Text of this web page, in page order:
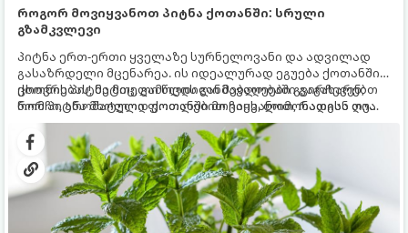
როგორ მოვიყვანოთ პიტნა ქოთანში: სრული
გზამკვლევი
პიტნა ერთ-ერთი ყველაზე სურნელოვანი და ადვილად
გასაზრდელი მცენარეა. ის იდეალურად ეგუება ქოთანში
ცხოვრებას, მეტიც, გამოცდილი მებაღეები გვირჩევენ,
რომ პიტნა მხოლოდ ქოთანში მოვიყვანოთ, რადგან ღია
გრუნტში (ბაღში) დარგვისას ის ფესვებით ძალიან
სწრაფად ვრცელდება და სხვა მცენარეებს ავიწროებს.
ქოთნის პიტნა მთელი წლის განმავლობაში გაგახარებთ
ნორჩი, არომატული ფოთლებით ჩაის, ლიმონათისა თუ
კერძებისთვის.